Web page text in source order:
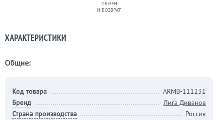
ОБМЕН
И ВОЗВРАТ
ХАРАКТЕРИСТИКИ
Общие:
Код товара
ARMB-111231
Бренд
Лига Диванов
Страна производства
Россия